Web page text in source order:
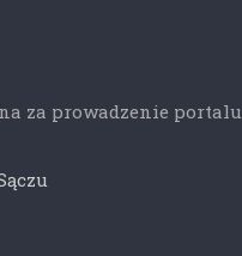
za prowadzenie portalu